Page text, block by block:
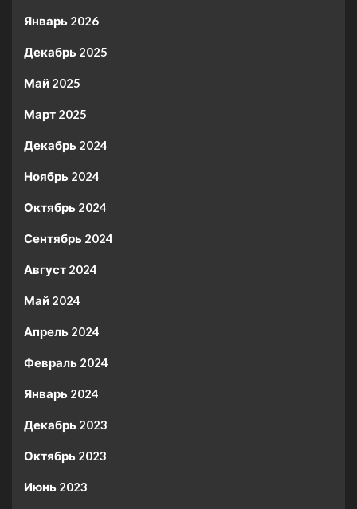
Январь 2026
Декабрь 2025
Май 2025
Март 2025
Декабрь 2024
Ноябрь 2024
Октябрь 2024
Сентябрь 2024
Август 2024
Май 2024
Апрель 2024
Февраль 2024
Январь 2024
Декабрь 2023
Октябрь 2023
Июнь 2023